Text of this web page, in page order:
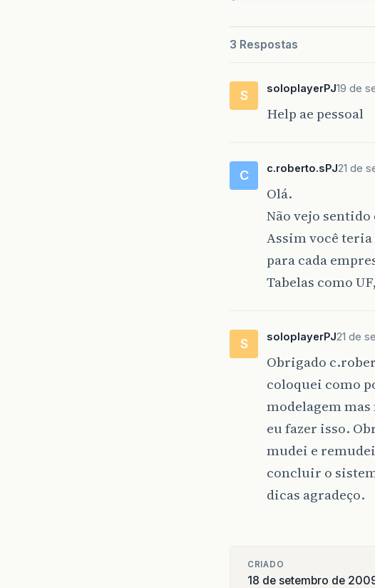
3 Respostas
S soloplayerPJ19 de
Help ae pessoal
C c.roberto.sPJ21 de
Olá.
Não vejo sentido
Assim você teria
para cada
Tabelas como
S soloplayerPJ21 de
Obrigado
coloquei como
modelagem
eu fazer isso.
mudei e
concluir o
dicas agradeço.
CRIADO
18 de setembro de